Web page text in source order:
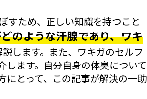
すため、正しい知識を持つこと
のような汗腺であり、ワキ
します。また、ワキガのセルフ
します。自分自身の体臭について
にとって、この記事が解決の一助